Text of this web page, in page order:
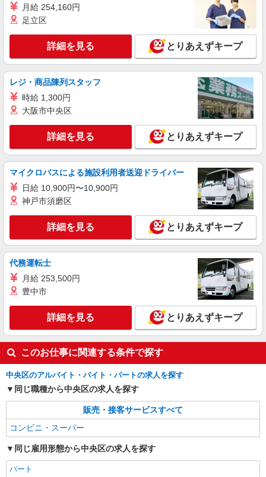
時給1400円〜1450円（経験や業務内容によ
■サミットストア 月島3丁目店 東京都中央区
月島3-18
キープ 詳細を見る
アルバイト パート
サミットストア
店舗スタッフ（青果・鮮魚・精肉・総菜・ベー
カリー・品出し・レジ）
［アルバイト・パート］ 時給1,400円 （大学
生・専門学生アルバイト：時給1,400円、高校生ア
ルバイト：時給1,226円） ※日・祝は時給＋100円
（パート・シニア社員のみ） ※22:00以降は3割増
し ※65歳以上の方はシニア社員となり、給与は時
東京都中央区晴海五丁目2番31号 ららテラス
HARUMI FLAG
キープ 詳細を見る
アルバイト
サミットストア ららテラス HARUMI FLAG店
時給1226円〜1500円（経験や業務内容によ
■サミットストア ららテラス HARUMI FLAG
店 東京都中央区晴海5丁目2番31号（ららテラス
HARUMI FLAG内）
キープ 詳細を見る
月給 254,160円
足立区
詳細を見る とりあえずキープ
レジ・商品陳列スタッフ
時給 1,300円
大阪市中央区
詳細を見る とりあえずキープ
マイクロバスによる施設利用者送迎ドライバー
日給 10,900円〜10,900円
神戸市須磨区
詳細を見る とりあえずキープ
代務運転士
月給 253,500円
豊中市
詳細を見る とりあえずキープ
このお仕事に関連する条件で探す
中央区のアルバイト・バイト・パートの求人を探す
同じ職種から中央区の求人を探す
販売・接客サービスすべて
コンビニ・スーパー
同じ雇用形態から中央区の求人を探す
パート